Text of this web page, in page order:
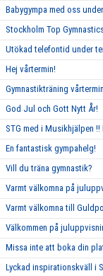
Babygympa med oss
Stockholm Top
Utökad telefontid under
Hej vårtermin!
Gymnastikträning
God Jul och Gott Nytt År!
STG med i Musikhjälpen
En fantastisk gympahelg!
Vill du träna gymnastik?
Varmt välkomna på
Varmt välkomna till
Välkommen på
Missa inte att boka din
Lyckad inspirationskväll i